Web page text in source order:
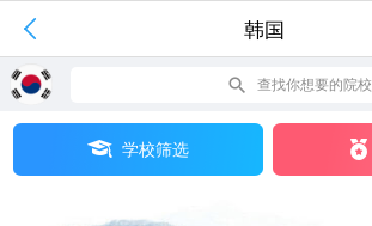
 韩国
 查找你想要的院校
学校筛选